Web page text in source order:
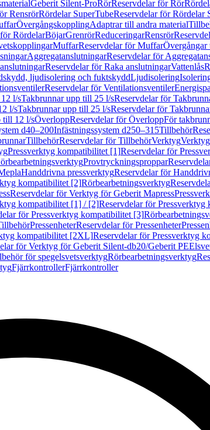
Geberit Silent-ProRörReservdelar för Rör
RensrörRördelar SuperTubeReservdelar för Rördelar
ÖvergångskopplingAdaptrar till andra material
RördelarBöjarGrenrörReduceringarRensrör
MuffarReservdelar för MuffarÖvergångar
AggregatanslutningarReservdelar för
Reservdelar för Raka anslutningarVattenlås
ljudisolering och fuktskyddLjudisolering
Reservdelar för Ventilationsventiler
l/sTakbrunnar upp till 25 l/sReservdelar för
l/sTakbrunnar upp till 25 l/sReservdelar för
till 12 l/sÖverloppReservdelar för ÖverloppFör
d40–200Infästningssystem d250–315Tillbehör
TillbehörReservdelar för TillbehörVerktygVerktyg
Pressverktyg kompatibilitet [1]Reservdelar för
Provtryckningsproppar
Handdrivna pressverktygReservdelar för
kompatibilitet [2]Rörbearbetningsverktyg
Reservdelar för Verktyg för Geberit Mapress
kompatibilitet [1] / [2]Reservdelar för
för Pressverktyg kompatibilitet [3]
PressenheterReservdelar för Pressenheter
kompatibilitet [2XL]Reservdelar för Pressverktyg
för Verktyg för Geberit Silent-db20/Geberit PE
för spegelsvetsverktygRörbearbetningsverktyg
FjärrkontrollerFjärrkontroller